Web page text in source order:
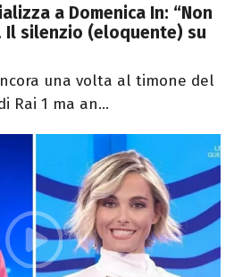
a Domenica In: “Non
Il silenzio (eloquente) su
una volta al timone del
Rai 1 ma an...